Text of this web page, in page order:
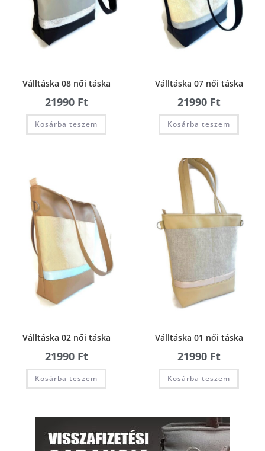
Válltáska 08 női táska
21990 Ft
Kosárba teszem
Válltáska 07 női táska
21990 Ft
Kosárba teszem
Válltáska 02 női táska
21990 Ft
Kosárba teszem
Válltáska 01 női táska
21990 Ft
Kosárba teszem